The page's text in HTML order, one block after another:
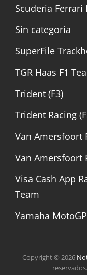
Scuderia Ferrari
Sin categoría
SuperFile
TGR Haas F1
Trident (F3)
Trident Racing
Van Amersfoort
Van Amersfoort
Visa Cash App
Team
Yamaha
Copyright © 2026